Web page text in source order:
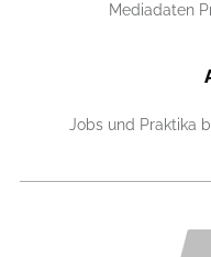
Mediadaten
Jobs und Praktika